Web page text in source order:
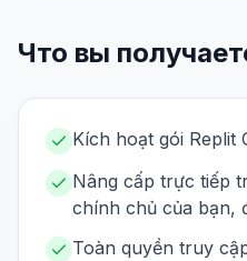
Что вы
Kích hoạt gói Replit
Nâng cấp trực tiếp
chính chủ của bạn,
Toàn quyền truy